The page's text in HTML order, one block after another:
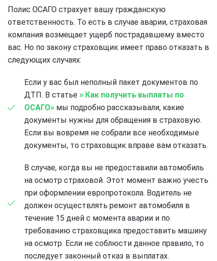
Полис ОСАГО страхует вашу гражданскую
ответственность. То есть в случае аварии, страховая
компания возмещает ущерб пострадавшему вместо
вас. Но по закону страховщик имеет право отказать в
следующих случаях:
Если у вас был неполный пакет документов по
ДТП. В статье » Как получить выплаты по
ОСАГО» мы подробно рассказывали, какие
документы нужны для обращения в страховую.
Если вы вовремя не собрали все необходимые
документы, то страховщик вправе вам отказать.
В случае, когда вы не предоставили автомобиль
на осмотр страховой. Этот момент важно учесть
при оформлении европротокола. Водитель не
должен осуществлять ремонт автомобиля в
течение 15 дней с момента аварии и по
требованию страховщика предоставить машину
на осмотр. Если не соблюсти данное правило, то
последует законный отказ в выплатах.